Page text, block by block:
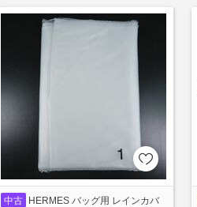
中古
HERMES バッグ用 レインカバ